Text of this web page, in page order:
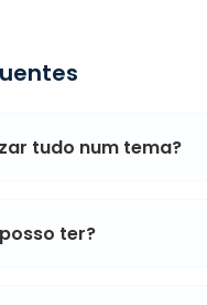
tudo num tema?
ter?